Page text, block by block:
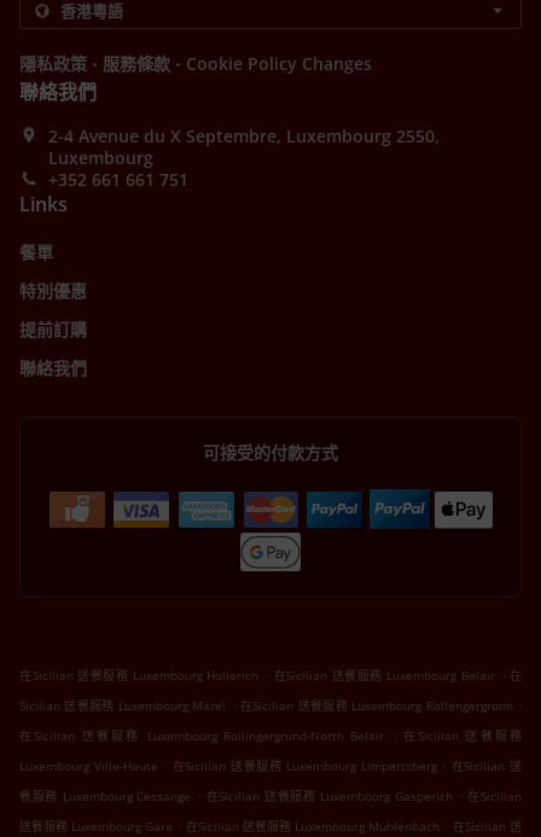
隱私政策 . 服務條款 . Cookie Policy Changes
聯絡我們
2-4 Avenue du X Septembre, Luxembourg 2550,
Luxembourg
+352 661 661 751
Links
餐單
特別優惠
提前訂購
聯絡我們
可接受的付款方式
在Sicilian 送餐服務 Luxembourg Hollerich . 在Sicilian 送餐服務 Luxembourg Belair . 在
Sicilian 送餐服務 Luxembourg Märel . 在Sicilian 送餐服務 Luxembourg Rollengergronn .
在Sicilian 送餐服務 Luxembourg Rollingergrund-North Belair
. 在Sicilian 送餐服務
Luxembourg Ville-Haute . 在Sicilian 送餐服務 Luxembourg Limpertsberg . 在Sicilian 送
餐服務 Luxembourg Cessange . 在Sicilian 送餐服務 Luxembourg Gasperich . 在Sicilian
送餐服務 Luxembourg Gare . 在Sicilian 送餐服務 Luxembourg Muhlenbach . 在Sicilian 送